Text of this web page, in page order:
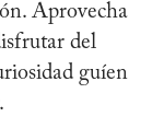
Aprovecha
del
guíen